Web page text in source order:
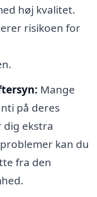
høj kvalitet.
risikoen for
Mange
på deres
dig ekstra
kan du
fra den